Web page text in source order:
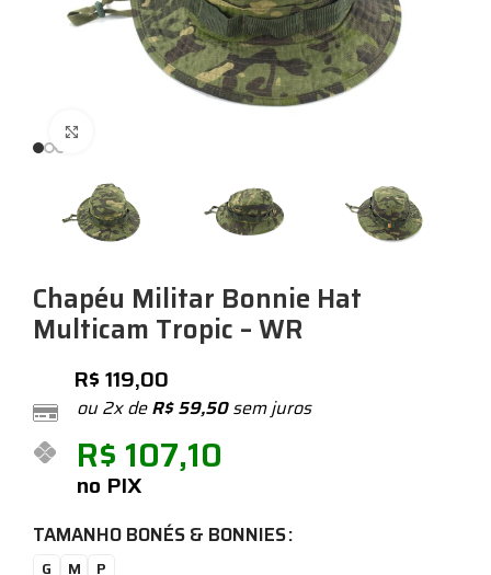
Chapéu Militar Bonnie Hat
Multicam Tropic – WR
R$119,00
ou 2x deR$59,50sem juros
R$ 107,10
no PIX
TAMANHO BONÉS & BONNIES
G M P